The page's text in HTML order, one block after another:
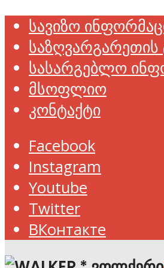
სავიზო
საზღვარგარეთის
სასარგებლო
მსოფლიო
კონტაქტი
Facebook
Instagram
Youtube
Twitter
ВКонтакте